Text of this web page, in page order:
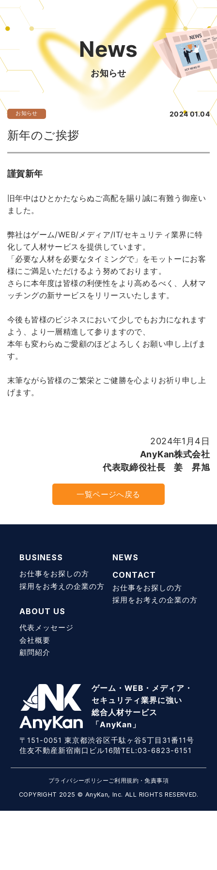
News
お知らせ
お知らせ 2024 01.04
新年のご挨拶
謹賀新年
旧年中はひとかたならぬご高配を賜り誠に有難う御座い
ました。
弊社はゲーム/WEB/メディア/IT/セキュリティ業界に特
化して人材サービスを提供しています。
「必要な人材を必要なタイミングで」をモットーにお客
様にご満足いただけるよう努めております。
さらに本年度は皆様の利便性をより高めるべく、人材マ
ッチングの新サービスをリリースいたします。
今後も皆様のビジネスにおいて少しでもお力になれます
よう、より一層精進して参りますので、
本年も変わらぬご愛顧のほどよろしくお願い申し上げま
す。
末筆ながら皆様のご繁栄とご健勝を心よりお祈り申し上
げます。
2024年1月4日
AnyKan株式会社
代表取締役社長 姜 昇旭
一覧ページへ戻る
ゲーム・WEB・メディア・
セキュリティ業界に強い
総合人材サービス
「AnyKan」
BUSINESS
お仕事をお探しの方
採用をお考えの企業の方
ABOUT US
代表メッセージ
会社概要
顧問紹介
NEWS
CONTACT
お仕事をお探しの方
採用をお考えの企業の方
〒151-0051 東京都渋谷区千駄ヶ谷5丁目31番11号
住友不動産新宿南口ビル16階TEL:03-6823-6151
COPYRIGHT 2025 © AnyKan, Inc. ALL RIGHTS RESERVED.
プライバシーポリシー ご利用規約・免責事項